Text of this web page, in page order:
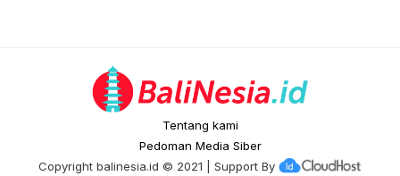
Tentang kami
Pedoman Media Siber
Copyright balinesia.id © 2021 | Support By